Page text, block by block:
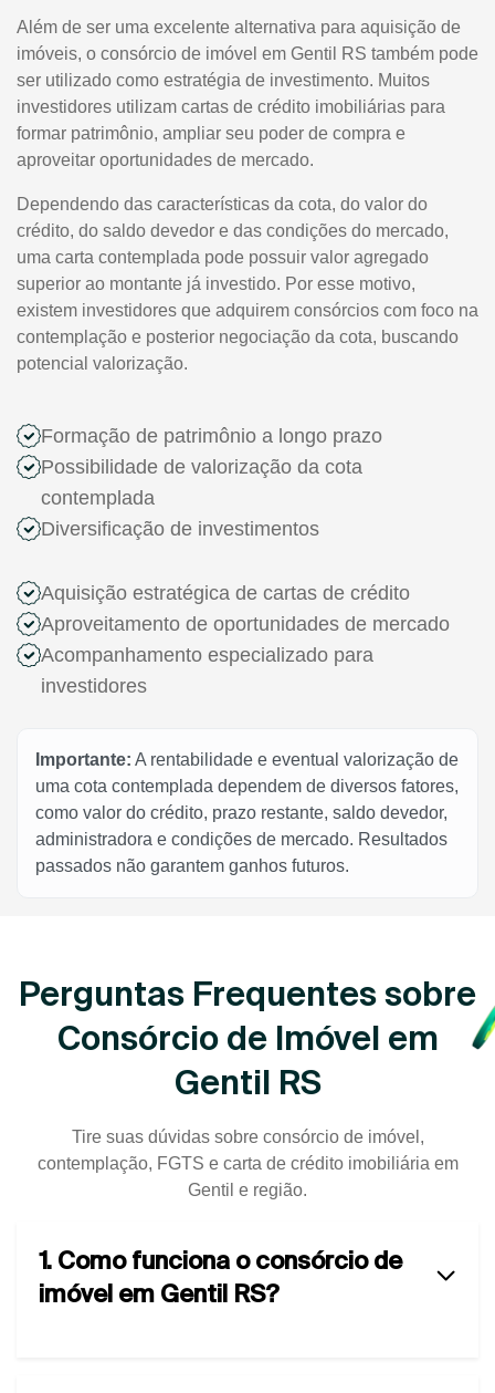
Além de ser uma excelente alternativa para aquisição de
imóveis, o consórcio de imóvel em Gentil RS também pode
ser utilizado como estratégia de investimento. Muitos
investidores utilizam cartas de crédito imobiliárias para
formar patrimônio, ampliar seu poder de compra e
aproveitar oportunidades de mercado.
Dependendo das características da cota, do valor do
crédito, do saldo devedor e das condições do mercado,
uma carta contemplada pode possuir valor agregado
superior ao montante já investido. Por esse motivo,
existem investidores que adquirem consórcios com foco na
contemplação e posterior negociação da cota, buscando
potencial valorização.
Formação de patrimônio a longo prazo
Possibilidade de valorização da cota
contemplada
Diversificação de investimentos
Aquisição estratégica de cartas de crédito
Aproveitamento de oportunidades de mercado
Acompanhamento especializado para
investidores
Importante: A rentabilidade e eventual valorização de
uma cota contemplada dependem de diversos fatores,
como valor do crédito, prazo restante, saldo devedor,
administradora e condições de mercado. Resultados
passados não garantem ganhos futuros.
Perguntas Frequentes sobre
Consórcio de Imóvel em
Gentil RS
Tire suas dúvidas sobre consórcio de imóvel,
contemplação, FGTS e carta de crédito imobiliária em
Gentil e região.
1. Como funciona o consórcio de
imóvel em Gentil RS?